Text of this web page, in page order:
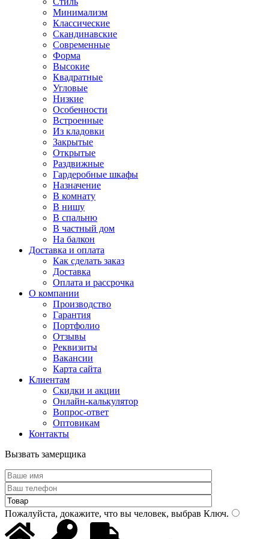
Минимализм
Классические
Скандинавские
Современные
Форма
Высокие
Квадратные
Угловые
Низкие
Особенности
Встроенные
Из кладовки
Закрытые
Открытые
Раздвижные
Гардеробные шкафы
Назначение
В комнату
В нишу
В спальню
В частный дом
На балкон
Доставка и оплата
Как сделать заказ
Доставка
Оплата и рассрочка
О компании
Производство
Гарантия
Портфолио
Отзывы
Реквизиты
Вакансии
Карта сайта
Клиентам
Скидки и акции
Онлайн-калькулятор
Вопрос-ответ
Оптовикам
Контакты
Вызвать замерщика
Пожалуйста, докажите, что вы человек, выбрав Ключ.